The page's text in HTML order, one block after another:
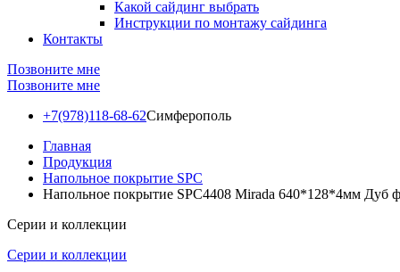
Какой сайдинг выбрать
Инструкции по монтажу сайдинга
Контакты
Позвоните мне
Позвоните мне
+7(978)118-68-62Симферополь
Главная
Продукция
Напольное покрытие SPC
Напольное покрытие SPC4408 Mirada 640*128*4мм Дуб
Серии и коллекции
Серии и коллекции